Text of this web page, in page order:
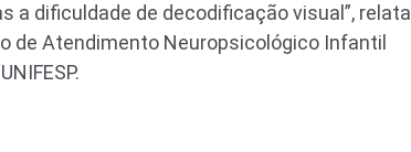
dificuldade de decodificação visual”, relata
de Atendimento Neuropsicológico Infantil